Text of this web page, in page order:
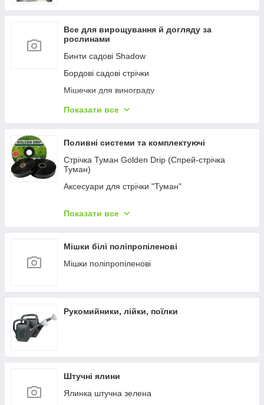
Все для вирощування й догляду за
рослинами
Бинти садові Shadow
Бордові садові стрічки
Мішечки для винограду
Кріплення для рослин
Показати все
Поливні системи та комплектуючі
Стрічка Туман Golden Drip (Спрей-стрічка
Туман)
Аксесуари для стрічки "Туман"
Показати все
Мішки білі поліпропіленові
Мішки поліпропіленові
Рукомийники, лійки, поїлки
Штучні ялини
Ялинка штучна зелена